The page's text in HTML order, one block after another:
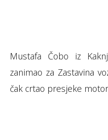
Mustafa Čobo iz
zanimao za Zastavina
čak crtao presjeke